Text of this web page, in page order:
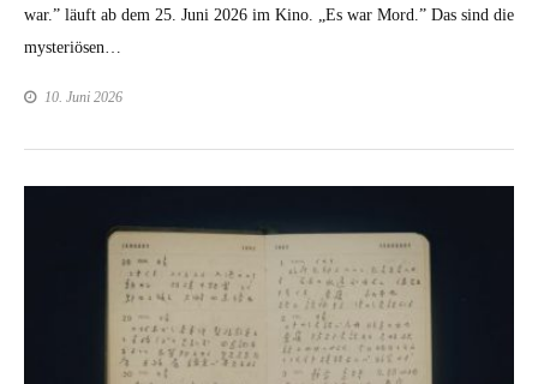
war.” läuft ab dem 25. Juni 2026 im Kino. „Es war Mord.” Das sind die
mys­ter­iösen…
10. Juni 2026